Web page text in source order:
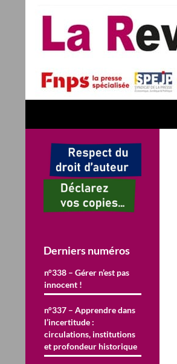
management – Revue gestion
REVUE GESTION Revues de Gestion
Derniers numéros
n°338 – Gérer n’est pas
innocent !
n°337 – Apprendre dans
l’incertitude :
circulations, institutions
et profondeur historique